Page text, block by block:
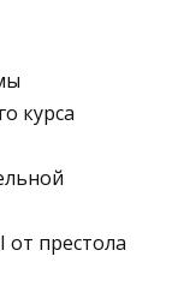
курса
от престола